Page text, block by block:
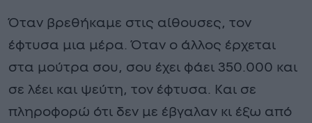
Όταν βρεθήκαμε στις αίθουσες, τον
έφτυσα μια μέρα. Όταν ο άλλος έρχεται
στα μούτρα σου, σου έχει φάει 350.000 και
σε λέει και ψεύτη, τον έφτυσα. Και σε
πληροφορώ ότι δεν με έβγαλαν κι έξω από